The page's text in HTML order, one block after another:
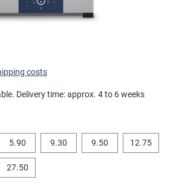
costs
Delivery time: approx. 4 to 6 weeks
5.90 9.30 9.50 12.75
27.50